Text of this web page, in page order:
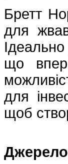
Бретт
для
що
для
щоб
Джерело